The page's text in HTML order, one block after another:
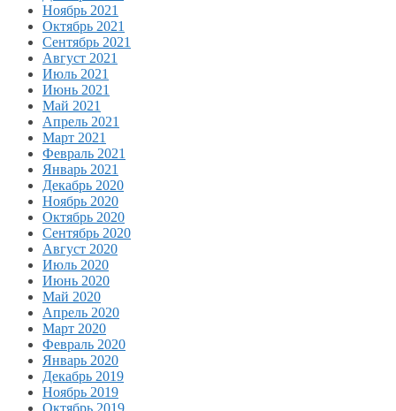
Ноябрь 2021
Октябрь 2021
Сентябрь 2021
Август 2021
Июль 2021
Июнь 2021
Май 2021
Апрель 2021
Март 2021
Февраль 2021
Январь 2021
Декабрь 2020
Ноябрь 2020
Октябрь 2020
Сентябрь 2020
Август 2020
Июль 2020
Июнь 2020
Май 2020
Апрель 2020
Март 2020
Февраль 2020
Январь 2020
Декабрь 2019
Ноябрь 2019
Октябрь 2019